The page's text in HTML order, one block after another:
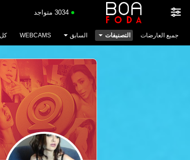
3034 متواجد
جميع العارضات التصنيفات السابق WEBCAMS